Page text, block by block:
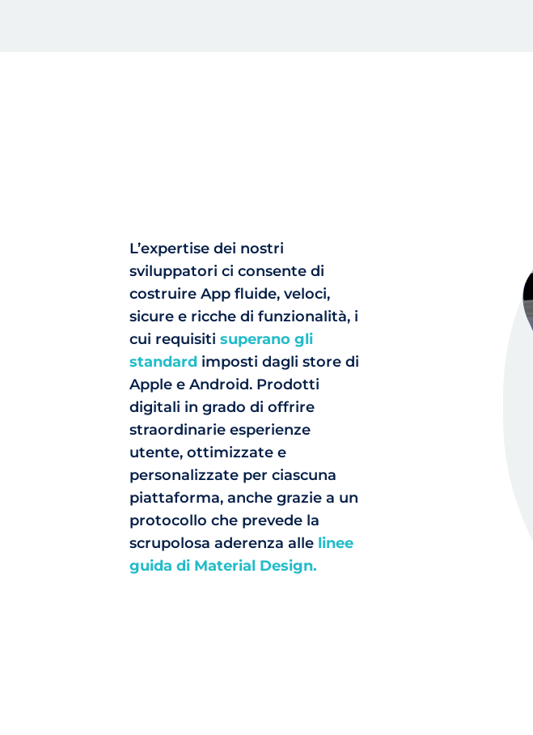
L’expertise dei nostri
sviluppatori ci consente di
costruire App fluide, veloci,
sicure e ricche di funzionalità, i
cui requisiti superano gli
standard imposti dagli store di
Apple e Android. Prodotti
digitali in grado di offrire
straordinarie esperienze
utente, ottimizzate e
personalizzate per ciascuna
piattaforma, anche grazie a un
protocollo che prevede la
scrupolosa aderenza alle linee
guida di Material Design.